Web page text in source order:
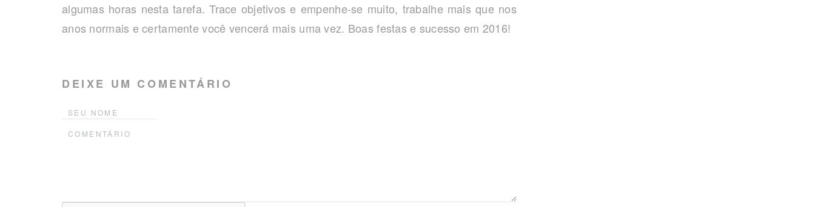
algumas horas nesta tarefa. Trace objetivos e empenhe-se muito, trabalhe mais que nos
anos normais e certamente você vencerá mais uma vez. Boas festas e sucesso em 2016!
DEIXE UM COMENTÁRIO